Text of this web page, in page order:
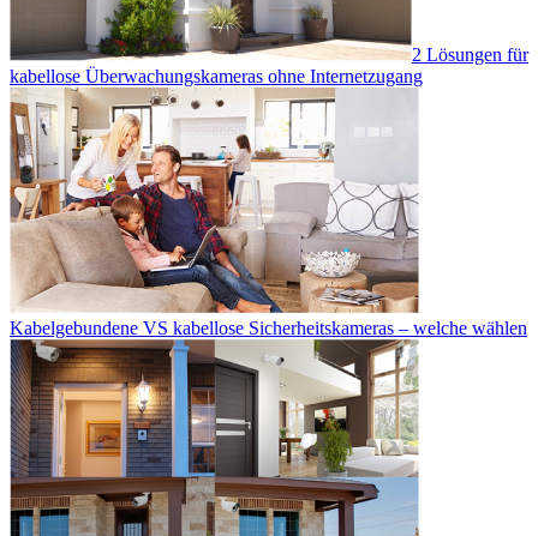
2 Lösungen für
kabellose Überwachungskameras ohne Internetzugang
Kabelgebundene VS kabellose Sicherheitskameras – welche wählen